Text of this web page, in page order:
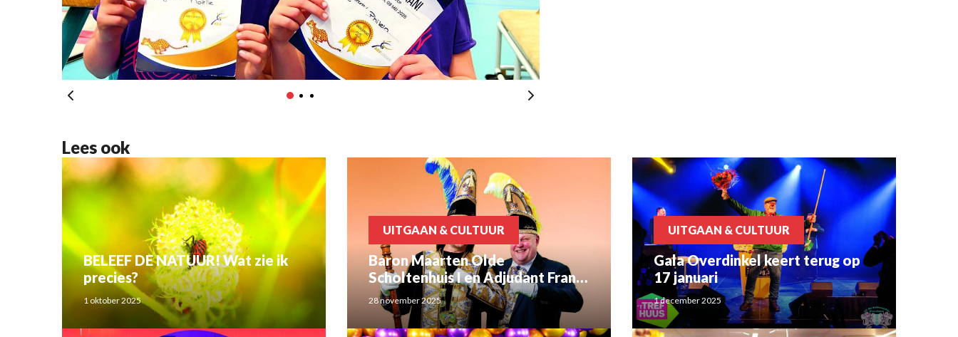
Lees ook
BELEEF DE NATUUR! Wat zie ik
precies?
1 oktober 2025
UITGAAN & CULTUUR
Baron Maarten Olde
Scholtenhuis I en Adjudant Frank
Nijhuis regeren over Tuffellaand
28 november 2025
UITGAAN & CULTUUR
Gala Overdinkel keert terug op
17 januari
1 december 2025